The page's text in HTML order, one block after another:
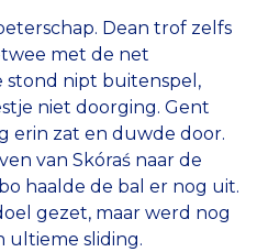
Dean trof zelfs
met de net
stond nipt buitenspel,
niet doorging. Gent
erin zat en duwde door.
van Skóraś naar de
haalde de bal er nog uit.
gezet, maar werd nog
ultieme sliding.